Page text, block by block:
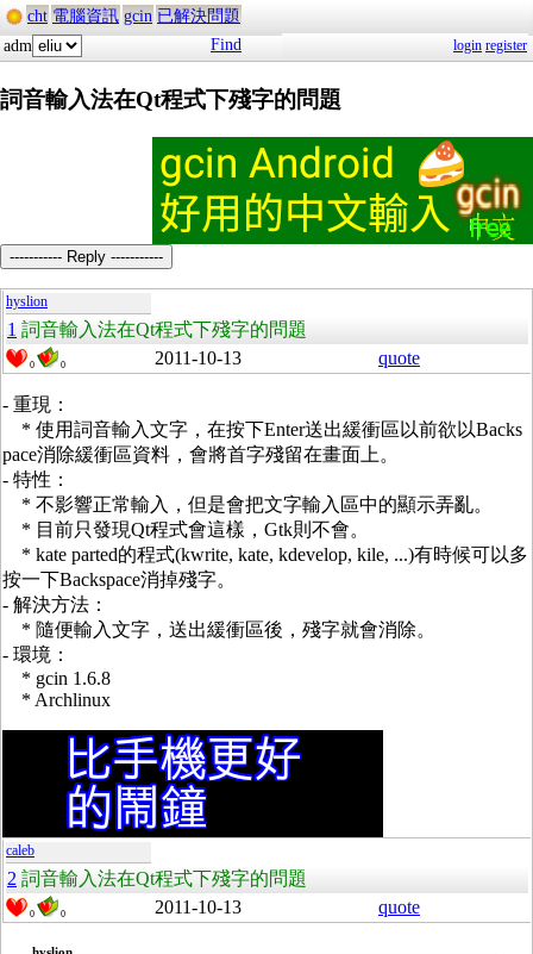
cht 電腦資訊 gcin 已解決問題
adm
Find login register
詞音輸入法在Qt程式下殘字的問題
----------- Reply -----------
hyslion
1 詞音輸入法在Qt程式下殘字的問題
0 0 2011-10-13 quote
- 重現：
* 使用詞音輸入文字，在按下Enter送出緩衝區以前欲以Backs
pace消除緩衝區資料，會將首字殘留在畫面上。
- 特性：
* 不影響正常輸入，但是會把文字輸入區中的顯示弄亂。
* 目前只發現Qt程式會這樣，Gtk則不會。
* kate parted的程式(kwrite, kate, kdevelop, kile, ...)有時候可以多
按一下Backspace消掉殘字。
- 解決方法：
* 隨便輸入文字，送出緩衝區後，殘字就會消除。
- 環境：
* gcin 1.6.8
* Archlinux
caleb
2 詞音輸入法在Qt程式下殘字的問題
0 0 2011-10-13 quote